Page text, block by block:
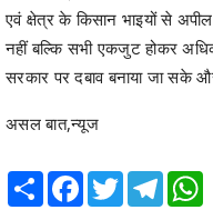
सरकार पर दबाव बनाया जा सके
असल बात,न्यूज
ShareFacebook
RELATED POSTS